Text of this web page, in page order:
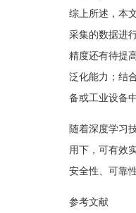
综上所述，本
采集的数据进
精度还有待提
泛化能力；结
备或工业设备
随着深度学习
用下，可有效
安全性、可靠
参考文献